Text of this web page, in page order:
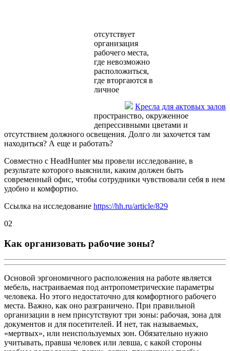
Кресла для актовых залов
отсутствует
организация
рабочего места,
где невозможно
расположиться,
где вторгаются в
личное
пространство, окруженное
депрессивными цветами и
отсутствием должного освещения. Долго ли захочется там
находиться? А еще и работать?
Совместно с HeadHunter мы провели исследование, в
результате которого выяснили, каким должен быть
современный офис, чтобы сотрудники чувствовали себя в нем
удобно и комфортно.
Ссылка на исследование https://hh.ru/article/829
02
Как организовать рабочие зоны?
Основой эргономичного расположения на работе является
мебель, настраиваемая под антропометрические параметры
человека. Но этого недостаточно для комфортного рабочего
места. Важно, как оно разграничено. При правильной
организации в нем присутствуют три зоны: рабочая, зона для
документов и для посетителей. И нет, так называемых,
«мертвых», или неиспользуемых зон. Обязательно нужно
учитывать, правша человек или левша, с какой стороны